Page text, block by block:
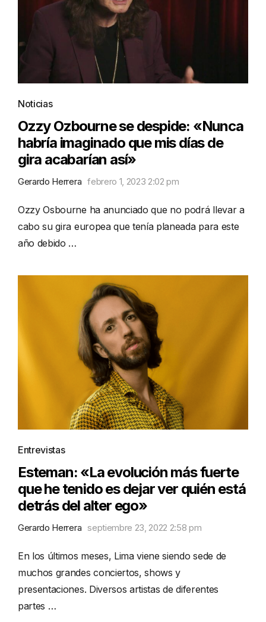
Noticias
Ozzy Ozbourne se despide: «Nunca
habría imaginado que mis días de
gira acabarían así»
Gerardo Herrera febrero 1, 2023 2:02 pm
Ozzy Osbourne ha anunciado que no podrá llevar a
cabo su gira europea que tenía planeada para este
año debido …
Entrevistas
Esteman: «La evolución más fuerte
que he tenido es dejar ver quién está
detrás del alter ego»
Gerardo Herrera septiembre 23, 2022 2:58 pm
En los últimos meses, Lima viene siendo sede de
muchos grandes conciertos, shows y
presentaciones. Diversos artistas de diferentes
partes …